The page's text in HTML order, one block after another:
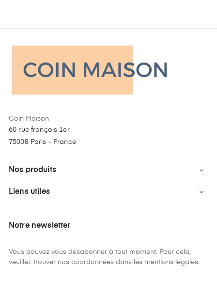
Coin Maison
60 rue françois 1er
75008 Paris - France
Nos produits 
Liens utiles 
Notre newsletter
Vous pouvez vous désabonner à tout moment. Pour cela,
veuillez trouver nos coordonnées dans les mentions légales.